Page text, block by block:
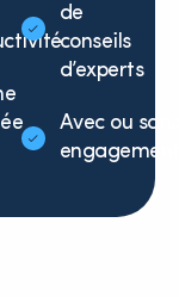
de
conseils
d’experts
Avec ou sans
engagement